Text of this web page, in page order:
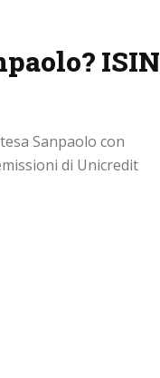
ISIN
Sanpaolo con
di Unicredit